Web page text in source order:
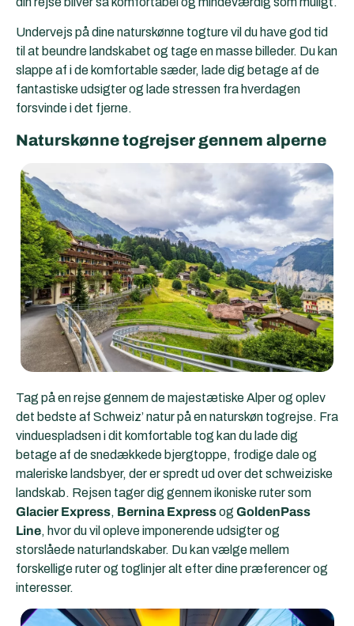
Undervejs på dine naturskønne togture vil du have god tid
til at beundre landskabet og tage en masse billeder. Du kan
slappe af i de komfortable sæder, lade dig betage af de
fantastiske udsigter og lade stressen fra hverdagen
forsvinde i det fjerne.
Naturskønne togrejser gennem alperne
Tag på en rejse gennem de majestætiske Alper og oplev
det bedste af Schweiz’ natur på en naturskøn togrejse. Fra
vinduespladsen i dit komfortable tog kan du lade dig
betage af de snedækkede bjergtoppe, frodige dale og
maleriske landsbyer, der er spredt ud over det schweiziske
landskab. Rejsen tager dig gennem ikoniske ruter som
Glacier Express, Bernina Expressog GoldenPass
Line, hvor du vil opleve imponerende udsigter og
storslåede naturlandskaber. Du kan vælge mellem
forskellige ruter og toglinjer alt efter dine præferencer og
interesser.